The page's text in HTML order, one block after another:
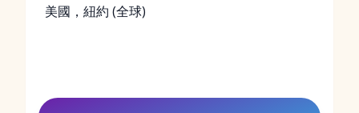
美國，紐約 (全球)